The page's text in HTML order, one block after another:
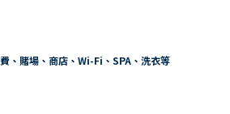
、賭場、商店、Wi-Fi、SPA、洗衣等